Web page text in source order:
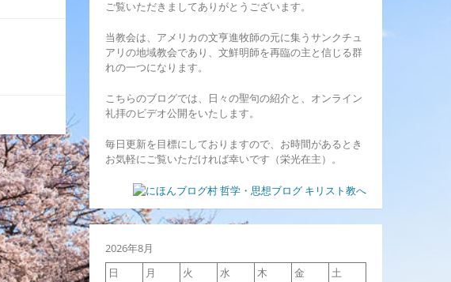
ご覧いただきましてありがとうございます。
当教会は、アメリカの文亨進牧師の元に集うサンクチュ
アリの地域教会であり、文鮮明師を再臨の主と信じる群
れの一つになります。
こちらのブログでは、日々の聖句の紹介と、オンライン
礼拝のビデオ公開をいたします。
毎日更新を目標にしておりますので、お時間があるとき
お気軽にご覧いただければ幸いです（栄光在主）。
2026年8月
日
月 火 水 木 金
土